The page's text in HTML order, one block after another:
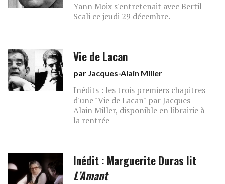
Yann Moix s'entretenait avec Bertil
Scali ce jeudi 29 décembre.
Vie de Lacan
par Jacques-Alain Miller
Inédits : les trois premiers chapitres
d'une "Vie de Lacan" par Jacques-
Alain Miller, disponible en librairie à
la rentrée
Inédit : Marguerite Duras lit
L’Amant